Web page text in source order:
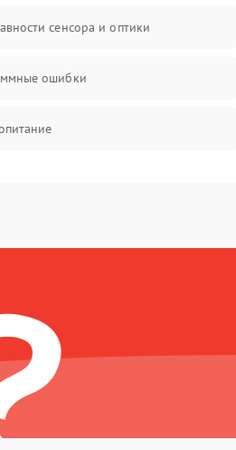
сенсора и оптики
ошибки
проблемы
и интерфейсов
сбои